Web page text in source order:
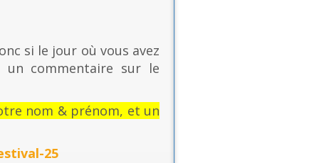
si le jour où vous avez
un commentaire sur le
nom & prénom, et un
25